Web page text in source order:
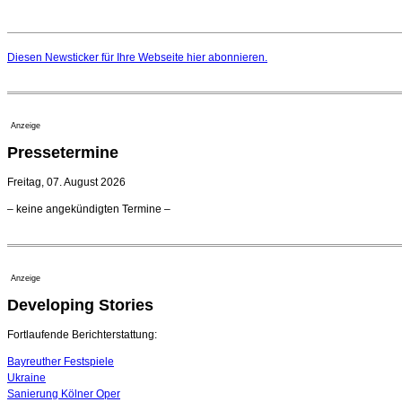
Diesen Newsticker für Ihre Webseite hier abonnieren.
Anzeige
Pressetermine
Freitag, 07. August 2026
– keine angekündigten Termine –
Anzeige
Developing Stories
Fortlaufende Berichterstattung:
Bayreuther Festspiele
Ukraine
Sanierung Kölner Oper